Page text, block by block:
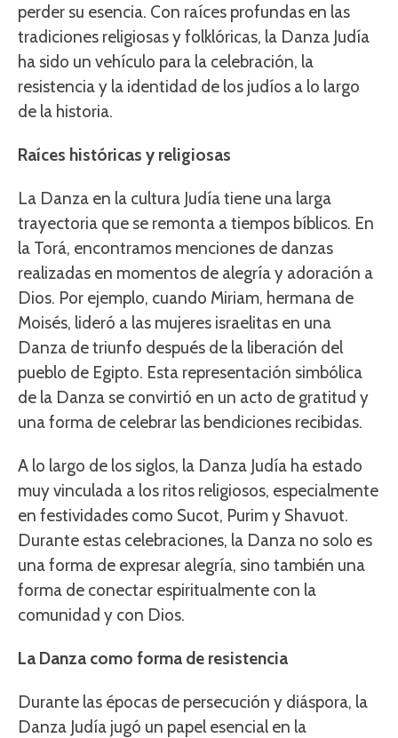
perder su esencia. Con raíces profundas en las
tradiciones religiosas y folklóricas, la Danza Judía
ha sido un vehículo para la celebración, la
resistencia y la identidad de los judíos a lo largo
de la historia.
Raíces históricas y religiosas
La Danza en la cultura Judía tiene una larga
trayectoria que se remonta a tiempos bíblicos. En
la Torá, encontramos menciones de danzas
realizadas en momentos de alegría y adoración a
Dios. Por ejemplo, cuando Miriam, hermana de
Moisés, lideró a las mujeres israelitas en una
Danza de triunfo después de la liberación del
pueblo de Egipto. Esta representación simbólica
de la Danza se convirtió en un acto de gratitud y
una forma de celebrar las bendiciones recibidas.
A lo largo de los siglos, la Danza Judía ha estado
muy vinculada a los ritos religiosos, especialmente
en festividades como Sucot, Purim y Shavuot.
Durante estas celebraciones, la Danza no solo es
una forma de expresar alegría, sino también una
forma de conectar espiritualmente con la
comunidad y con Dios.
La Danza como forma de resistencia
Durante las épocas de persecución y diáspora, la
Danza Judía jugó un papel esencial en la